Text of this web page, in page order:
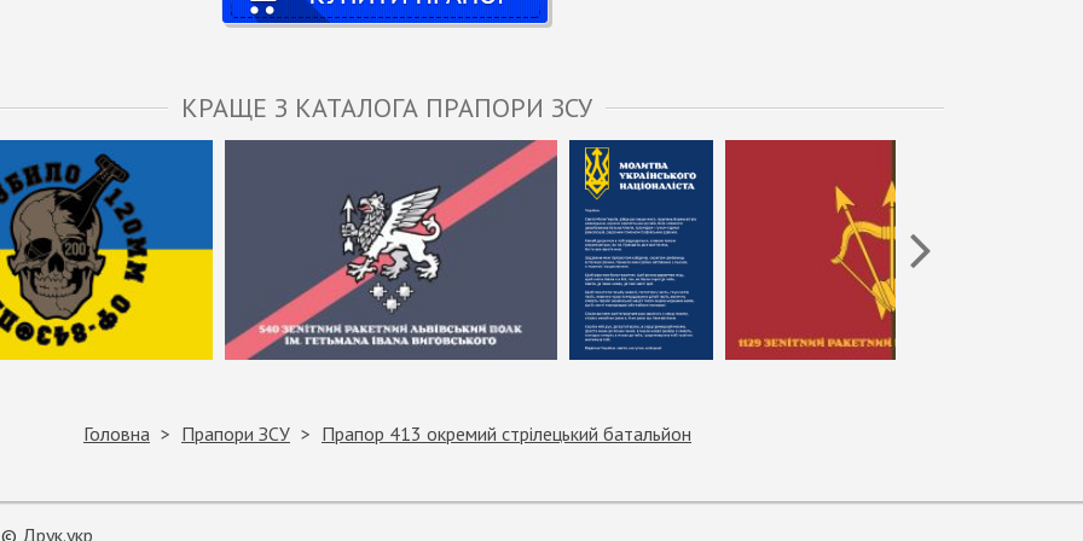
КРАЩЕ З КАТАЛОГА ПРАПОРИ ЗСУ
Головна Прапори ЗСУ Прапор 413 окремий стрілецький батальйон
© Друк.укр